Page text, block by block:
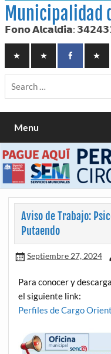
Municipalidad
𝗙𝗼𝗻𝗼 𝗔𝗹𝗰𝗮𝗹𝗱𝗶́𝗮:
Menu
Aviso de Trabajo:
Putaendo
Septiembre 27, 2024
Para conocer y
el siguiente link:
Perfiles de Cargo